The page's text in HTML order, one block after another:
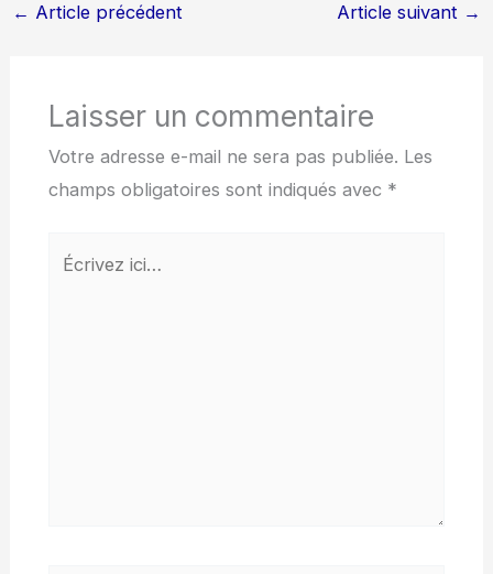
← Article précédent Article suivant →
Laisser un commentaire
Votre adresse e-mail ne sera pas publiée. Les
champs obligatoires sont indiqués avec *
Écrivez